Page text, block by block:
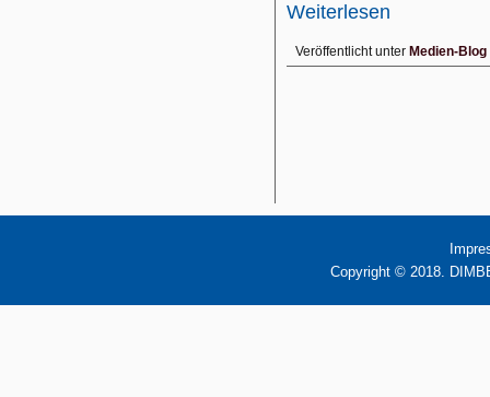
Weiterlesen
Veröffentlicht unter Medien-Blog
Copyright © 2018.